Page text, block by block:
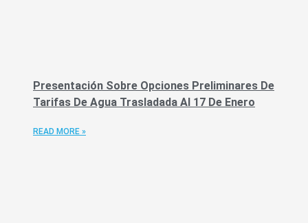
Presentación Sobre Opciones Preliminares De
Tarifas De Agua Trasladada Al 17 De Enero
READ MORE »